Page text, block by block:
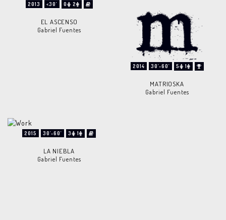
2013 <30' 0 2
EL ASCENSO
Gabriel Fuentes
2014 30'-60' 5 1
MATRIOSKA
Gabriel Fuentes
2015 30'-60' 3 1
LA NIEBLA
Gabriel Fuentes